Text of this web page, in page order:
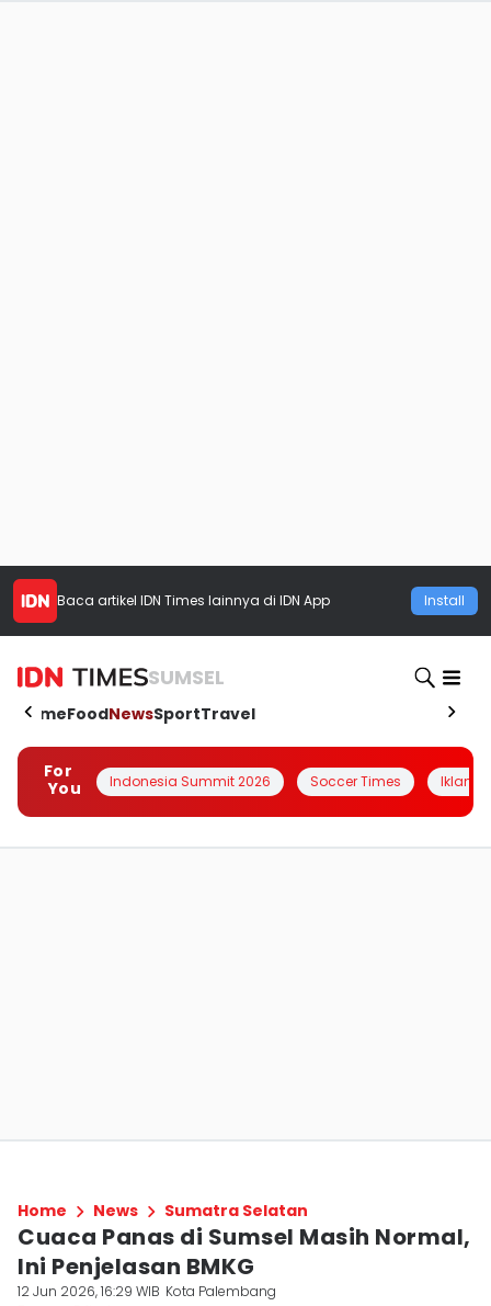
Baca artikel IDN Times lainnya di IDN App Install
SUMSEL
HomeFoodNewsSportTravel
For
You
Indonesia Summit 2026 Soccer Times Iklanin
Home News Sumatra Selatan
Cuaca Panas di Sumsel Masih Normal,
Ini Penjelasan BMKG
12 Jun 2026, 16:29 WIB Kota Palembang